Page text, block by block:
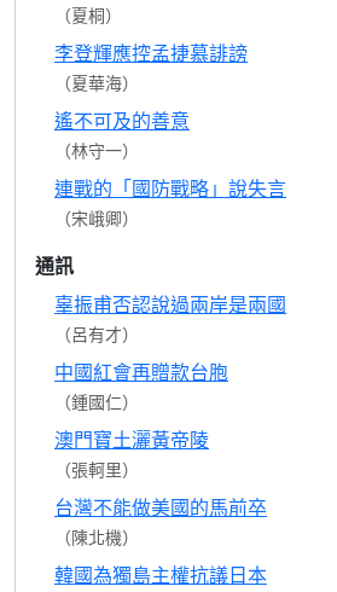
（夏桐）
李登輝應控孟捷慕誹謗
（夏華海）
遙不可及的善意
（林守一）
連戰的「國防戰略」說失言
（宋峨卿）
通訊
辜振甫否認說過兩岸是兩國
（呂有才）
中國紅會再贈款台胞
（鍾國仁）
澳門寶土灑黃帝陵
（張軻里）
台灣不能做美國的馬前卒
（陳北機）
韓國為獨島主權抗議日本